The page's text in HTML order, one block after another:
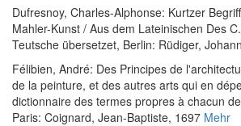
Dufresnoy, Charles-Alphonse: Kurtzer
Mahler-Kunst / Aus dem Lateinischen Des
Teutsche übersetzet, Berlin: Rüdiger,
Félibien, André: Des Principes de
de la peinture, et des autres arts qui en
dictionnaire des termes propres à chacun
Paris: Coignard, Jean-Baptiste, 1697 Mehr